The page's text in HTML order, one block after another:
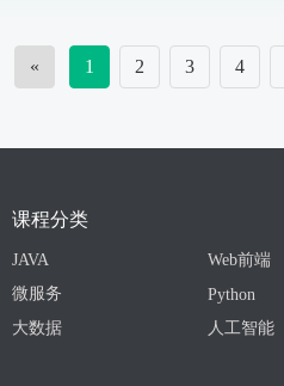
« 1 2 3 4
课程分类
JAVA
微服务
大数据
Web前端
Python
人工智能